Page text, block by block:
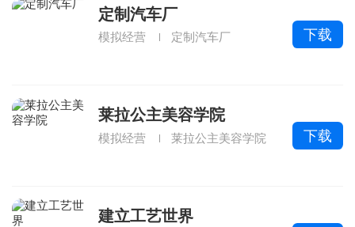
定制汽车厂
模拟经营 定制汽车厂 下载
莱拉公主美容学院
模拟经营 莱拉公主美容学院 下载
建立工艺世界